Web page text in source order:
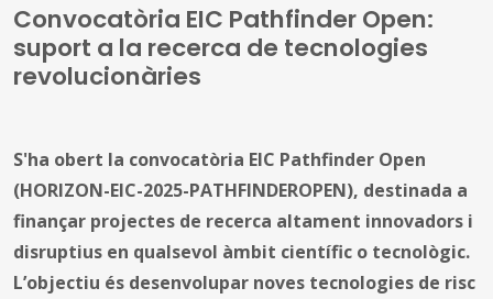
Convocatòria EIC Pathfinder Open:
suport a la recerca de tecnologies
revolucionàries
S'ha obert la convocatòria EIC Pathfinder Open
(HORIZON-EIC-2025-PATHFINDEROPEN), destinada a
finançar projectes de recerca altament innovadors i
disruptius en qualsevol àmbit científic o tecnològic.
L’objectiu és desenvolupar noves tecnologies de risc